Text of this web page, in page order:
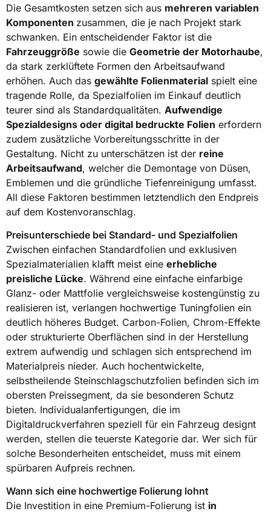
Die Gesamtkosten setzen sich aus mehreren variablen
Komponenten zusammen, die je nach Projekt stark
schwanken. Ein entscheidender Faktor ist die
Fahrzeuggröße sowie die Geometrie der Motorhaube,
da stark zerklüftete Formen den Arbeitsaufwand
erhöhen. Auch das gewählte Folienmaterial spielt eine
tragende Rolle, da Spezialfolien im Einkauf deutlich
teurer sind als Standardqualitäten. Aufwendige
Spezialdesigns oder digital bedruckte Folien erfordern
zudem zusätzliche Vorbereitungsschritte in der
Gestaltung. Nicht zu unterschätzen ist der reine
Arbeitsaufwand, welcher die Demontage von Düsen,
Emblemen und die gründliche Tiefenreinigung umfasst.
All diese Faktoren bestimmen letztendlich den Endpreis
auf dem Kostenvoranschlag.
Preisunterschiede bei Standard- und Spezialfolien
Zwischen einfachen Standardfolien und exklusiven
Spezialmaterialien klafft meist eine erhebliche
preisliche Lücke. Während eine einfache einfarbige
Glanz- oder Mattfolie vergleichsweise kostengünstig zu
realisieren ist, verlangen hochwertige Tuningfolien ein
deutlich höheres Budget. Carbon-Folien, Chrom-Effekte
oder strukturierte Oberflächen sind in der Herstellung
extrem aufwendig und schlagen sich entsprechend im
Materialpreis nieder. Auch hochentwickelte,
selbstheilende Steinschlagschutzfolien befinden sich im
obersten Preissegment, da sie besonderen Schutz
bieten. Individualanfertigungen, die im
Digitaldruckverfahren speziell für ein Fahrzeug designt
werden, stellen die teuerste Kategorie dar. Wer sich für
solche Besonderheiten entscheidet, muss mit einem
spürbaren Aufpreis rechnen.
Wann sich eine hochwertige Folierung lohnt
Die Investition in eine Premium-Folierung ist in